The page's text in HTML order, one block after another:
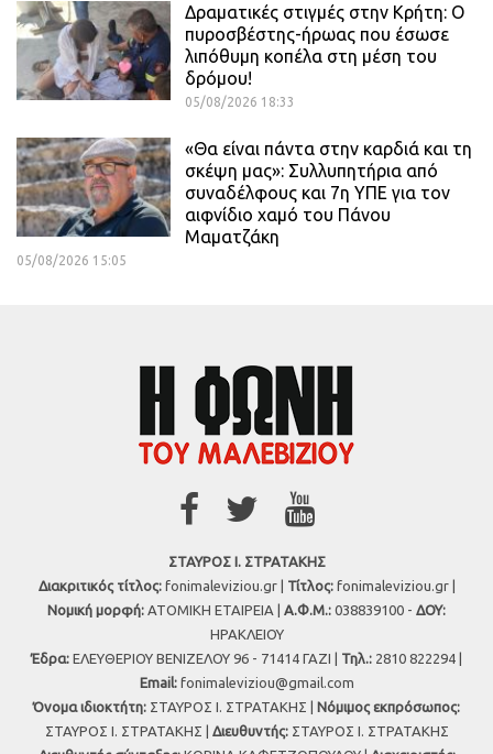
Δραματικές στιγμές στην Κρήτη: Ο
πυροσβέστης-ήρωας που έσωσε
λιπόθυμη κοπέλα στη μέση του
δρόμου!
05/08/2026 18:33
«Θα είναι πάντα στην καρδιά και τη
σκέψη μας»: Συλλυπητήρια από
συναδέλφους και 7η ΥΠΕ για τον
αιφνίδιο χαμό του Πάνου
Μαματζάκη
05/08/2026 15:05
ΣΤΑΥΡΟΣ Ι. ΣΤΡΑΤΑΚΗΣ
Διακριτικός τίτλος:fonimaleviziou.gr | Τίτλος:fonimaleviziou.gr |
Νομική μορφή: ΑΤΟΜΙΚΗ ΕΤΑΙΡΕΙΑ | Α.Φ.Μ.: 038839100 - ΔΟΥ:
ΗΡΑΚΛΕΙΟΥ
Έδρα: ΕΛΕΥΘΕΡΙΟΥ ΒΕΝΙΖΕΛΟΥ 96 - 71414 ΓΑΖΙ | Τηλ.: 2810 822294 |
Εmail: fonimaleviziou@gmail.com
Όνομα ιδιοκτήτη: ΣΤΑΥΡΟΣ Ι. ΣΤΡΑΤΑΚΗΣ | Νόμιμος εκπρόσωπος:
ΣΤΑΥΡΟΣ Ι. ΣΤΡΑΤΑΚΗΣ | Διευθυντής:ΣΤΑΥΡΟΣ Ι. ΣΤΡΑΤΑΚΗΣ